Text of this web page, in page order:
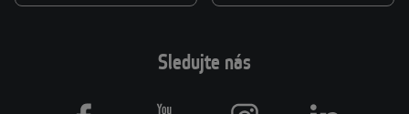
Sledujte nás